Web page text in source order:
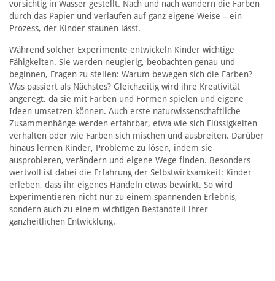
vorsichtig in Wasser gestellt. Nach und nach wandern die Farben
durch das Papier und verlaufen auf ganz eigene Weise – ein
Prozess, der Kinder staunen lässt.
Während solcher Experimente entwickeln Kinder wichtige
Fähigkeiten. Sie werden neugierig, beobachten genau und
beginnen, Fragen zu stellen: Warum bewegen sich die Farben?
Was passiert als Nächstes? Gleichzeitig wird ihre Kreativität
angeregt, da sie mit Farben und Formen spielen und eigene
Ideen umsetzen können. Auch erste naturwissenschaftliche
Zusammenhänge werden erfahrbar, etwa wie sich Flüssigkeiten
verhalten oder wie Farben sich mischen und ausbreiten. Darüber
hinaus lernen Kinder, Probleme zu lösen, indem sie
ausprobieren, verändern und eigene Wege finden. Besonders
wertvoll ist dabei die Erfahrung der Selbstwirksamkeit: Kinder
erleben, dass ihr eigenes Handeln etwas bewirkt. So wird
Experimentieren nicht nur zu einem spannenden Erlebnis,
sondern auch zu einem wichtigen Bestandteil ihrer
ganzheitlichen Entwicklung.